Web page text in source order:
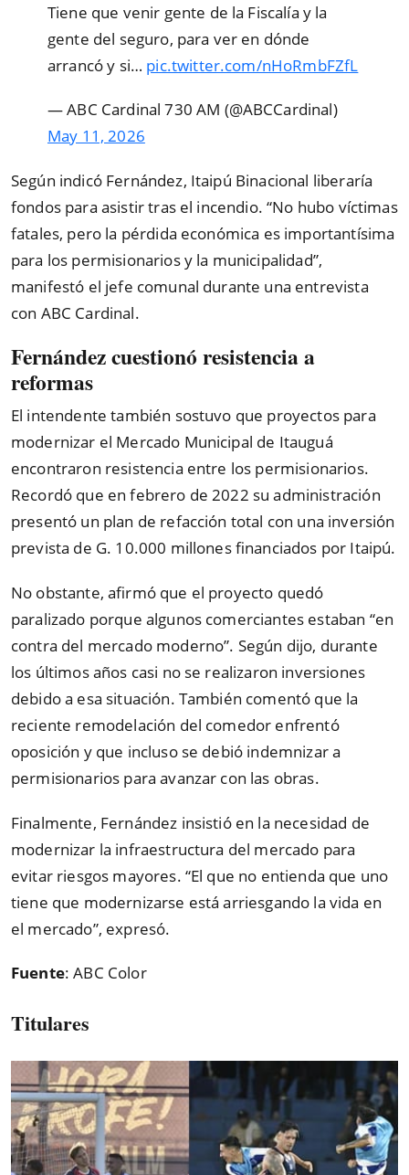
Tiene que venir gente de la Fiscalía y la
gente del seguro, para ver en dónde
arrancó y si… pic.twitter.com/nHoRmbFZfL
— ABC Cardinal 730 AM (@ABCCardinal)
May 11, 2026
Según indicó Fernández, Itaipú Binacional liberaría
fondos para asistir tras el incendio. “No hubo víctimas
fatales, pero la pérdida económica es importantísima
para los permisionarios y la municipalidad”,
manifestó el jefe comunal durante una entrevista
con ABC Cardinal.
Fernández cuestionó resistencia a
reformas
El intendente también sostuvo que proyectos para
modernizar el Mercado Municipal de Itauguá
encontraron resistencia entre los permisionarios.
Recordó que en febrero de 2022 su administración
presentó un plan de refacción total con una inversión
prevista de G. 10.000 millones financiados por Itaipú.
No obstante, afirmó que el proyecto quedó
paralizado porque algunos comerciantes estaban “en
contra del mercado moderno”. Según dijo, durante
los últimos años casi no se realizaron inversiones
debido a esa situación. También comentó que la
reciente remodelación del comedor enfrentó
oposición y que incluso se debió indemnizar a
permisionarios para avanzar con las obras.
Finalmente, Fernández insistió en la necesidad de
modernizar la infraestructura del mercado para
evitar riesgos mayores. “El que no entienda que uno
tiene que modernizarse está arriesgando la vida en
el mercado”, expresó.
Fuente: ABC Color
Titulares